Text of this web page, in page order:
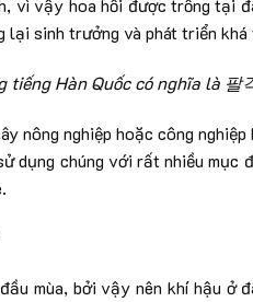
vì vậy hoa hồi được trồng tại
lại sinh trưởng và phát triển
tiếng Hàn Quốc có nghĩa là 팔
nông nghiệp hoặc công
chúng với rất nhiều mục
mùa, bởi vậy nên khí hậu ở